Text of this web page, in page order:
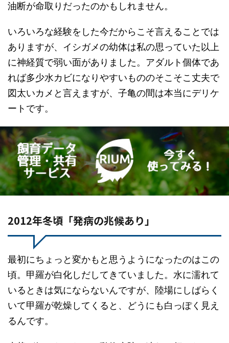
油断が命取りだったのかもしれません。
いろいろな経験をした今だからこそ言えることでは
ありますが、イシガメの幼体は私の思っていた以上
に神経質で弱い面がありました。アダルト個体であ
れば多少水カビになりやすいもののそこそこ丈夫で
図太いカメと言えますが、子亀の間は本当にデリケ
ートです。
2012年冬頃「発病の兆候あり」
最初にちょっと変かもと思うようになったのはこの
頃。甲羅が白化しだしてきていました。水に濡れて
いるときは気にならないんですが、陸場にしばらく
いて甲羅が乾燥してくると、どうにも白っぽく見え
るんです。